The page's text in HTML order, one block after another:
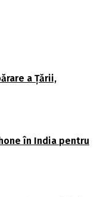
a Ţării,
în India pentru